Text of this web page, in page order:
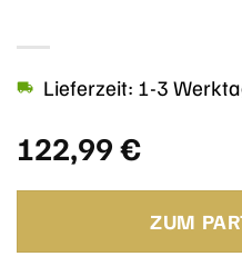
122,99€
Lieferzeit: 1-3
ZUM